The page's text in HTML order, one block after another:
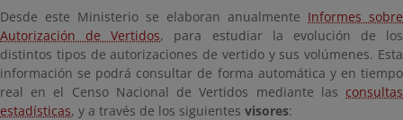
Desde este Ministerio se elaboran anualmente Informes sobre
Autorización de Vertidos, para estudiar la evolución de los
distintos tipos de autorizaciones de vertido y sus volúmenes. Esta
información se podrá consultar de forma automática y en tiempo
real en el Censo Nacional de Vertidos mediante las consultas
estadísticas, y a través de los siguientes visores: